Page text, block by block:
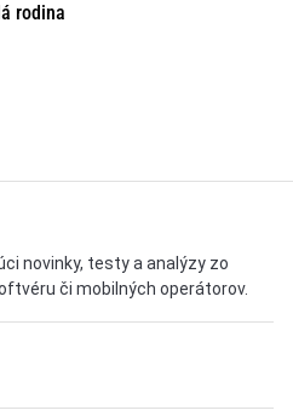
rodina
novinky, testy a analýzy zo
či mobilných operátorov.